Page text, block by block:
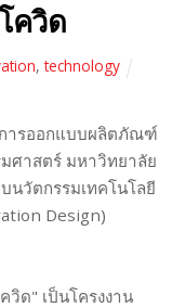
ควิด
,technology
ารออกแบบผลิตภัณฑ์
ศาสตร์ มหาวิทยาลัย
นวัตกรรมเทคโนโลยี
Design)
วิด" เป็นโครงงาน